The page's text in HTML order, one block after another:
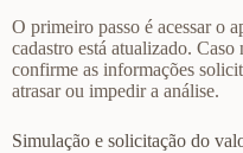
O primeiro passo é acessar o
cadastro está atualizado.
confirme as informações
atrasar ou impedir a análise.
Simulação e solicitação do